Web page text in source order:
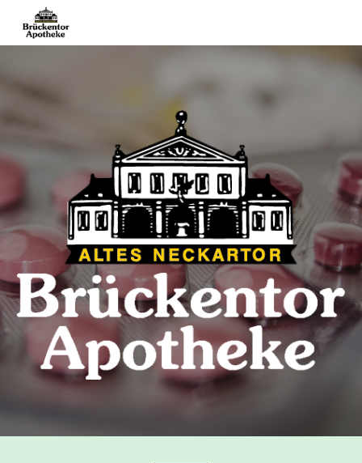
Skip to main content